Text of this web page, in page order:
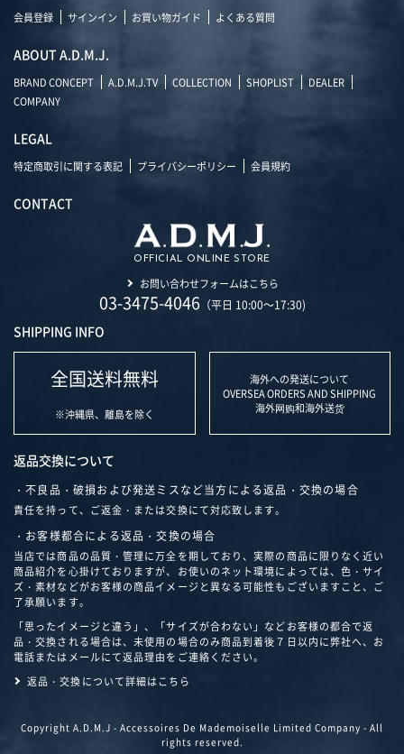
会員登録 サインイン お買い物ガイド よくある質問
ABOUT A.D.M.J.
BRAND CONCEPT A.D.M.J.TV COLLECTION SHOPLIST
DEALER
COMPANY
LEGAL
特定商取引に関する表記 プライバシーポリシー 会員規約
CONTACT
OFFICIAL ONLINE STORE
お問い合わせフォームはこちら
03-3475-4046（平日 10:00～17:30)
SHIPPING INFO
全国送料無料
※沖縄県、離島を除く
海外への発送について
OVERSEA ORDERS AND SHIPPING
海外网购和海外送货
返品交換について
・不良品・破損および発送ミスなど当方による返品・交換の場合
責任を持って、ご返金・または交換にて対応致します。
・お客様都合による返品・交換の場合
当店では商品の品質・管理に万全を期しており、実際の商品に限りなく近い
商品紹介を心掛けておりますが、お使いのネット環境によっては、色・サイ
ズ・素材などがお客様の商品イメージと異なる可能性もございますこと、ご
了承願います。
「思ったイメージと違う」、「サイズが合わない」などお客様の都合で返
品・交換される場合は、未使用の場合のみ商品到着後７日以内に弊社へ、お
電話またはメールにて返品理由をご連絡ください。
返品・交換について詳細はこちら
Copyright A.D.M.J - Accessoires De Mademoiselle Limited Company - All
rights reserved.